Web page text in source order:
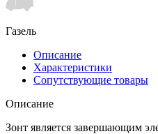
Газель
Описание
Характеристики
Сопутствующие товары
Описание
Зонт является завершающим